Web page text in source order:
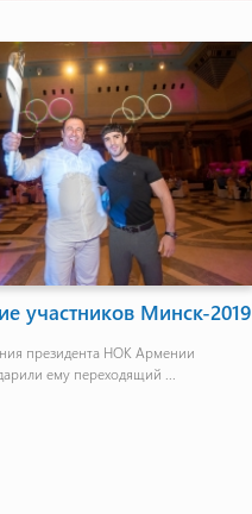
участников Минск-2019
президента НОК Армении
ему переходящий ...